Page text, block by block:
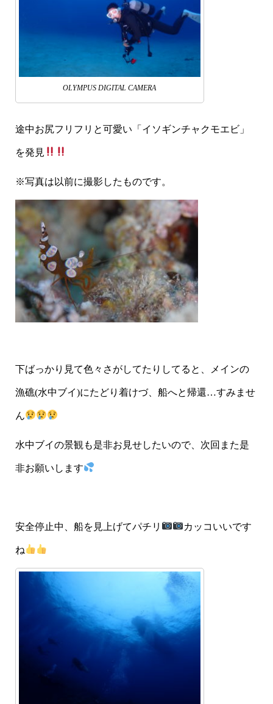
OLYMPUS DIGITAL CAMERA
途中お尻フリフリと可愛い「イソギンチャクモエビ」
を発見
※写真は以前に撮影したものです。
下ばっかり見て色々さがしてたりしてると、メインの
漁礁(水中ブイ)にたどり着けづ、船へと帰還…すみませ
ん
水中ブイの景観も是非お見せしたいので、次回また是
非お願いします
安全停止中、船を見上げてパチリ カッコいいです
ね